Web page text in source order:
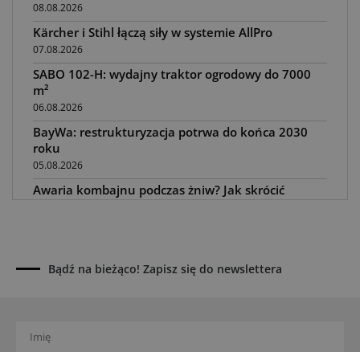
08.08.2026
Kärcher i Stihl łączą siły w systemie AllPro
07.08.2026
SABO 102-H: wydajny traktor ogrodowy do 7000
m²
06.08.2026
BayWa: restrukturyzacja potrwa do końca 2030
roku
05.08.2026
Awaria kombajnu podczas żniw? Jak skrócić
Fendt, Valtra i Massey Ferguson przy sprzedaży
maszyn rolniczych
bijakowe
Bądź na bieżąco! Zapisz się do newslettera